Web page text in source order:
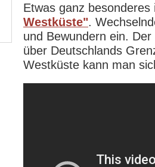
Etwas ganz
Westküste".
und Bewundern ein.
über Deutschlands
Westküste kann man